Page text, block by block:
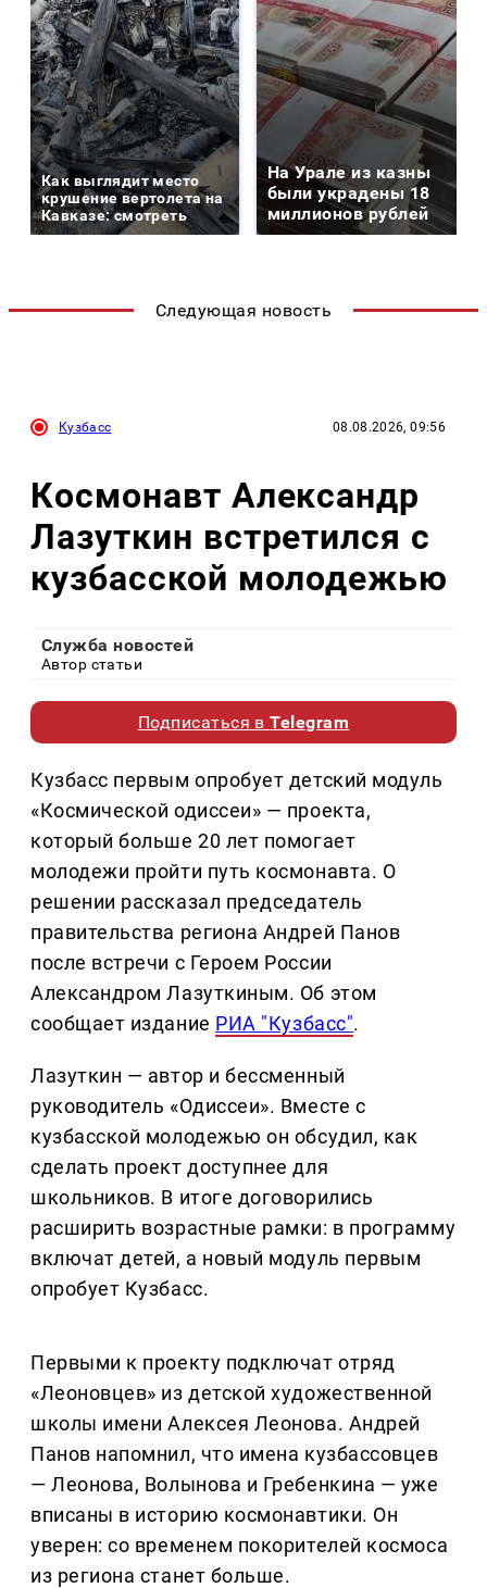
Как выглядит место
крушение вертолета на
Кавказе: смотреть
На Урале из казны
были украдены 18
миллионов рублей
Следующая новость
Кузбасс 08.08.2026, 09:56
Космонавт Александр
Лазуткин встретился с
кузбасской молодежью
Служба новостей
Автор статьи
Подписаться вTelegram
Кузбасс первым опробует детский модуль
«Космической одиссеи» — проекта,
который больше 20 лет помогает
молодежи пройти путь космонавта. О
решении рассказал председатель
правительства региона Андрей Панов
после встречи с Героем России
Александром Лазуткиным. Об этом
сообщает издание РИА "Кузбасс".
Лазуткин — автор и бессменный
руководитель «Одиссеи». Вместе с
кузбасской молодежью он обсудил, как
сделать проект доступнее для
школьников. В итоге договорились
расширить возрастные рамки: в программу
включат детей, а новый модуль первым
опробует Кузбасс.
Первыми к проекту подключат отряд
«Леоновцев» из детской художественной
школы имени Алексея Леонова. Андрей
Панов напомнил, что имена кузбассовцев
— Леонова, Волынова и Гребенкина — уже
вписаны в историю космонавтики. Он
уверен: со временем покорителей космоса
из региона станет больше.